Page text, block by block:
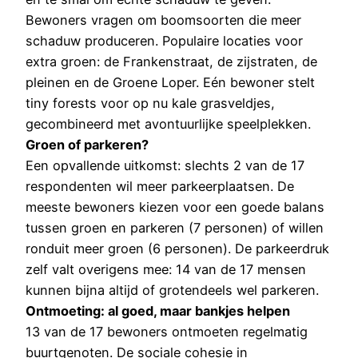
Bewoners vragen om boomsoorten die meer
schaduw produceren. Populaire locaties voor
extra groen: de Frankenstraat, de zijstraten, de
pleinen en de Groene Loper. Eén bewoner stelt
tiny forests voor op nu kale grasveldjes,
gecombineerd met avontuurlijke speelplekken.
Groen of parkeren?
Een opvallende uitkomst: slechts 2 van de 17
respondenten wil meer parkeerplaatsen. De
meeste bewoners kiezen voor een goede balans
tussen groen en parkeren (7 personen) of willen
ronduit meer groen (6 personen). De parkeerdruk
zelf valt overigens mee: 14 van de 17 mensen
kunnen bijna altijd of grotendeels wel parkeren.
Ontmoeting: al goed, maar bankjes helpen
13 van de 17 bewoners ontmoeten regelmatig
buurtgenoten. De sociale cohesie in